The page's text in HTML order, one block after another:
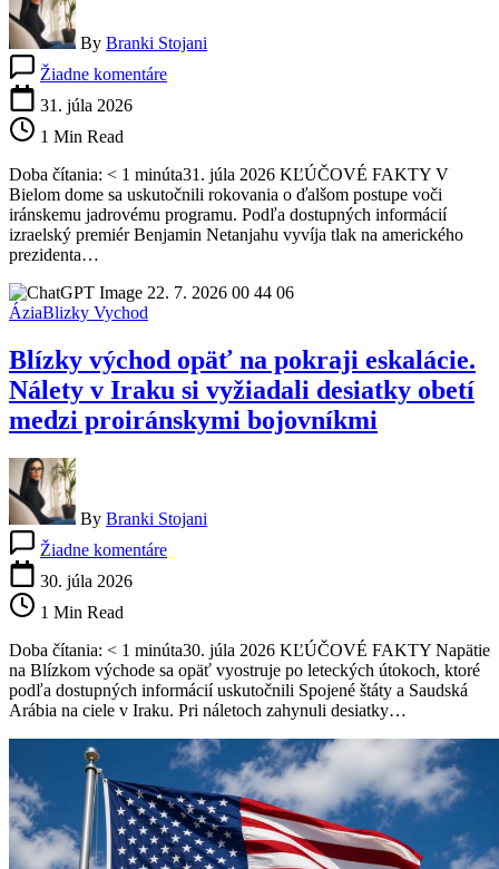
By Branki Stojani
Žiadne komentáreBiely
Trump
čelí
tlaku
na
jadrového
programu
31. júla 2026
1 Min Read
Doba čítania: < 1 minúta31. júla 2026 KĽÚČOVÉ FAKTY V
Bielom dome sa uskutočnili rokovania o ďalšom postupe voči
iránskemu jadrovému programu. Podľa dostupných informácií
izraelský premiér Benjamin Netanjahu vyvíja tlak na amerického
prezidenta…
ÁziaBlizky Vychod
Blízky východ opäť na pokraji eskalácie.
Nálety v Iraku si vyžiadali desiatky obetí
medzi proiránskymi bojovníkmi
By Branki Stojani
Žiadne komentáreBlízky
eskalácie.
Nálety
v
Iraku
si
vyžiadali
desiatky
obetí
medzi
proiránskymi
bojovníkmi
30. júla 2026
1 Min Read
Doba čítania: < 1 minúta30. júla 2026 KĽÚČOVÉ FAKTY Napätie
na Blízkom východe sa opäť vyostruje po leteckých útokoch, ktoré
podľa dostupných informácií uskutočnili Spojené štáty a Saudská
Arábia na ciele v Iraku. Pri náletoch zahynuli desiatky…